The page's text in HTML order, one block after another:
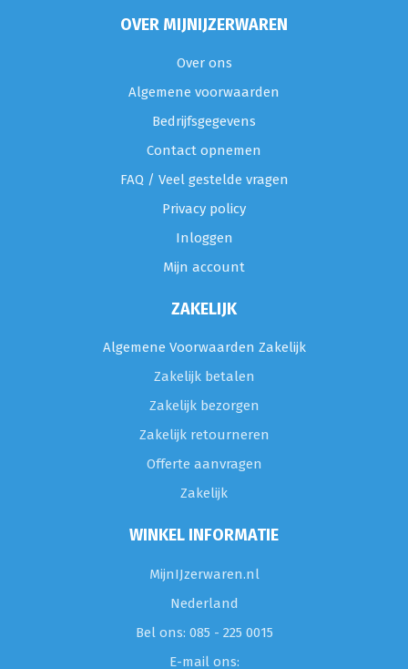
OVER MIJNIJZERWAREN
Over ons
Algemene voorwaarden
Bedrijfsgegevens
Contact opnemen
FAQ / Veel gestelde vragen
Privacy policy
Inloggen
Mijn account
ZAKELIJK
Algemene Voorwaarden Zakelijk
Zakelijk betalen
Zakelijk bezorgen
Zakelijk retourneren
Offerte aanvragen
Zakelijk
WINKEL INFORMATIE
MijnIJzerwaren.nl
Nederland
Bel ons: 085 - 225 0015
E-mail ons: